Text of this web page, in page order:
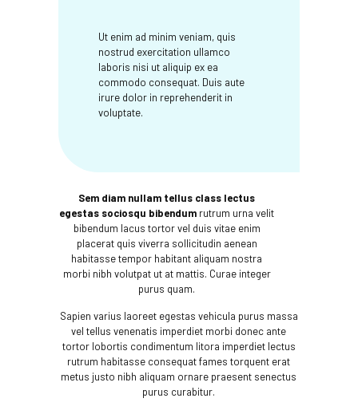
Ut enim ad minim veniam, quis
nostrud exercitation ullamco
laboris nisi ut aliquip ex ea
commodo consequat. Duis aute
irure dolor in reprehenderit in
voluptate.
Sem diam nullam tellus class lectus
egestas sociosqu bibendum rutrum urna velit
bibendum lacus tortor vel duis vitae enim
placerat quis viverra sollicitudin aenean
habitasse tempor habitant aliquam nostra
morbi nibh volutpat ut at mattis. Curae integer
purus quam.
Sapien varius laoreet egestas vehicula purus massa
vel tellus venenatis imperdiet morbi donec ante
tortor lobortis condimentum litora imperdiet lectus
rutrum habitasse consequat fames torquent erat
metus justo nibh aliquam ornare praesent senectus
purus curabitur.